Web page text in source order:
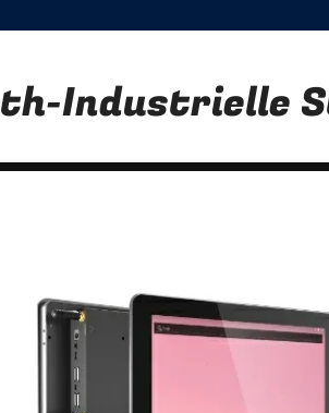
Industrielle